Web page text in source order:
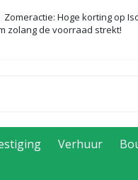
Zomeractie: Hoge korting op
zolang de voorraad strekt!
Verhuur